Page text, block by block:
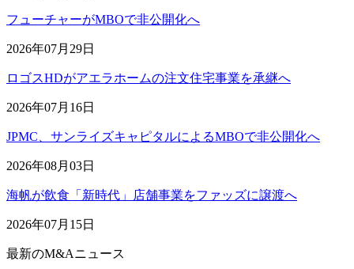
フューチャーがMBOで非公開化へ
2026年07月29日
ロゴスHDがアエラホームの注文住宅事業を承継へ
2026年07月16日
JPMC、サンライズキャピタルによるMBOで非公開化へ
2026年08月03日
海帆が飲食「新時代」店舗事業をファッズに譲渡へ
2026年07月15日
最新のM&Aニュース